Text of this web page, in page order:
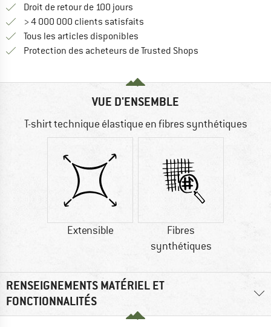
Droit de retour de 100 jours
> 4 000 000 clients satisfaits
Tous les articles disponibles
Protection des acheteurs de Trusted Shops
VUE D'ENSEMBLE
T-shirt technique élastique en fibres synthétiques
Extensible
Fibres
synthétiques
RENSEIGNEMENTS MATÉRIEL ET
FONCTIONNALITÉS